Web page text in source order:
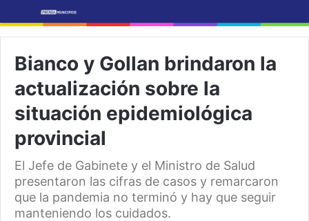
Bianco y Gollan brindaron la
actualización sobre la
situación epidemiológica
provincial
El Jefe de Gabinete y el Ministro de Salud
presentaron las cifras de casos y remarcaron
que la pandemia no terminó y hay que seguir
manteniendo los cuidados.